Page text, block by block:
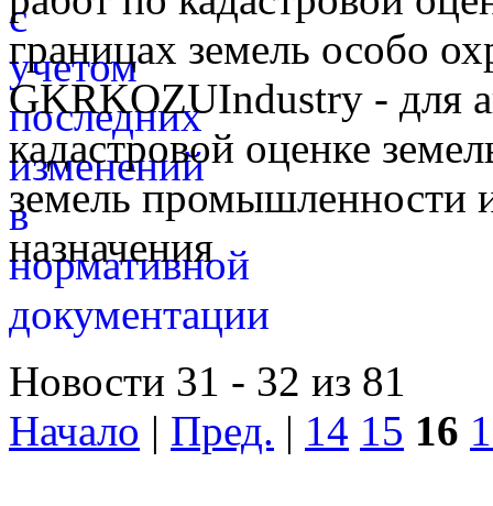
границах земель особо
GKRKOZUIndustry - для
кадастровой оценке
земель промышленности
назначения
Новости 31 - 32 из 81
Начало | Пред. | 14 15 16